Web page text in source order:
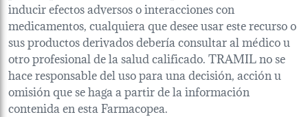
inducir efectos adversos o interacciones con
medicamentos, cualquiera que desee usar este recurso o
sus productos derivados debería consultar al médico u
otro profesional de la salud calificado. TRAMIL no se
hace responsable del uso para una decisión, acción u
omisión que se haga a partir de la información
contenida en esta Farmacopea.